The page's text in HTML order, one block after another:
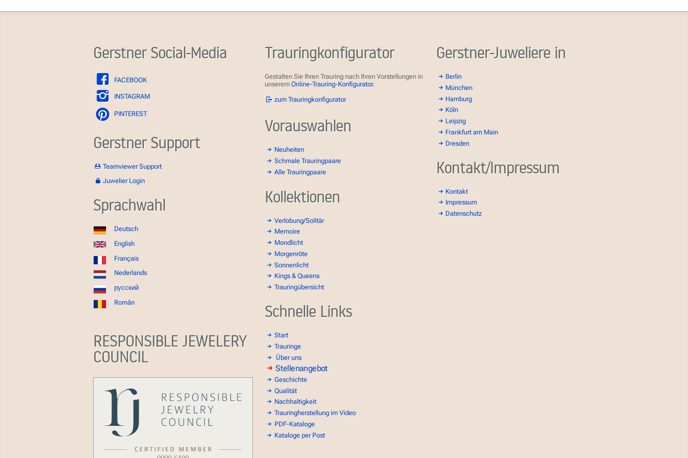
Gerstner Social-Media
FACEBOOK
INSTAGRAM
PINTEREST
Gerstner Support
Teamviewer Support
Juwelier Login
Sprachwahl
Deutsch
English
Français
Nederlands
русский
Român
RESPONSIBLE JEWELERY
COUNCIL
Trauringkonfigurator
Gestalten Sie Ihren Trauring nach Ihren Vorstellungen in
unserem Online-Trauring-Konfigurator.
zum Trauringkonfigurator
Vorauswahlen
Neuheiten
Schmale Trauringpaare
Alle Trauringpaare
Kollektionen
Verlobung/Solitär
Memoire
Mondlicht
Morgenröte
Sonnenlicht
Kings & Queens
Trauringübersicht
Schnelle Links
Start
Trauringe
Über uns
Stellenangebot
Geschichte
Qualität
Nachhaltigkeit
Trauringherstellung im Video
PDF-Kataloge
Kataloge per Post
Gerstner-Juweliere in
Berlin
München
Hamburg
Köln
Leipzig
Frankfurt am Main
Dresden
Kontakt/Impressum
Kontakt
Impressum
Datenschutz